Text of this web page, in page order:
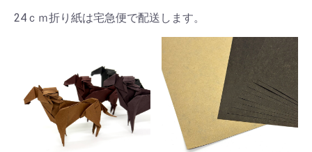
カートへ進む
24ｃｍ折り紙は宅急便で配送します。